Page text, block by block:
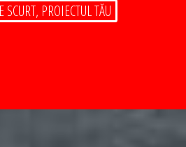
SCURT, PROIECTUL TĂU